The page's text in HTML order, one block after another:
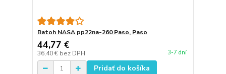
Batoh NASA pp22na-260 Paso, Paso
44,77 €
36,40 € bez DPH 3-7 dní
Pridať do košíka